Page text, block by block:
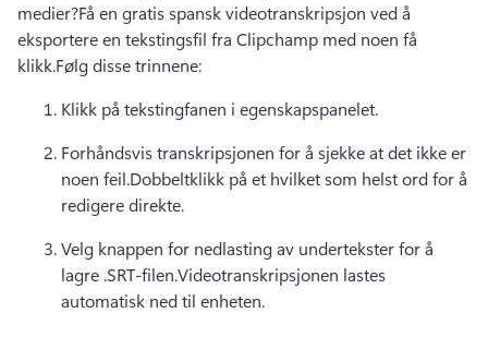
medier?Få en gratis spansk videotranskripsjon ved å
eksportere en tekstingsfil fra Clipchamp med noen få
klikk.Følg disse trinnene:
Klikk på tekstingfanen i egenskapspanelet.
Forhåndsvis transkripsjonen for å sjekke at det ikke er
noen feil.Dobbeltklikk på et hvilket som helst ord for å
redigere direkte.
Velg knappen for nedlasting av undertekster for å
lagre .SRT-filen.Videotranskripsjonen lastes
automatisk ned til enheten.